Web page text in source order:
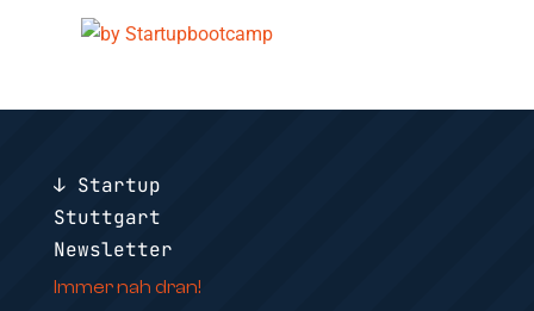
↓ Startup
Stuttgart
Newsletter
Immer nah dran!